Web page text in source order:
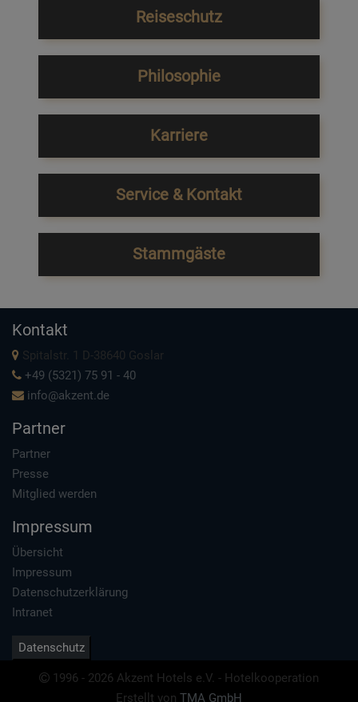
Reiseschutz
Philosophie
Karriere
Service & Kontakt
Stammgäste
Kontakt
Spitalstr. 1 D-38640 Goslar
+49 (5321) 75 91 - 40
info@akzent.de
Partner
Partner
Presse
Mitglied werden
Impressum
Übersicht
Impressum
Datenschutzerklärung
Intranet
Datenschutz
1996 - 2026 Akzent Hotels e.V. - Hotelkooperation
Erstellt von TMA GmbH